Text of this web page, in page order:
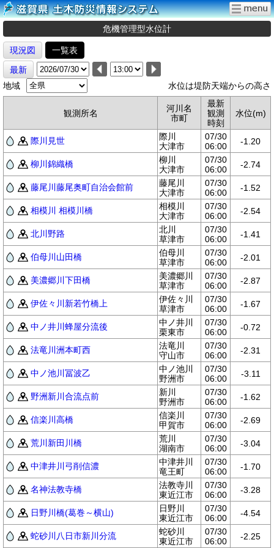
危機管理型水位計
現況図
一覧表
最新
地域
水位は堤防天端からの高さ
観測所名
河川名
市町
最新
観測
時刻
水位(m)
際川見世
際川
大津市
07/30
06:00
-1.20
柳川錦織橋
柳川
大津市
07/30
06:00
-2.74
藤尾川藤尾奥町自治会館前
藤尾川
大津市
07/30
06:00
-1.52
相模川 相模川橋
相模川
大津市
07/30
06:00
-2.54
北川野路
北川
草津市
07/30
06:00
-1.41
伯母川山田橋
伯母川
草津市
07/30
06:00
-2.01
美濃郷川下田橋
美濃郷川
草津市
07/30
06:00
-2.87
伊佐々川新若竹橋上
伊佐々川
草津市
07/30
06:00
-1.67
中ノ井川蜂屋分流後
中ノ井川
栗東市
07/30
06:00
-0.72
法竜川洲本町西
法竜川
守山市
07/30
06:00
-2.31
中ノ池川冨波乙
中ノ池川
野洲市
07/30
06:00
-3.11
野洲新川合流点前
新川
野洲市
07/30
06:00
-1.62
信楽川高橋
信楽川
甲賀市
07/30
06:00
-2.69
荒川新田川橋
荒川
湖南市
07/30
06:00
-3.04
中津井川弓削信濃
中津井川
竜王町
07/30
06:00
-1.70
名神法教寺橋
法教寺川
東近江市
07/30
06:00
-3.28
日野川橋(葛巻～横山)
日野川
東近江市
07/30
06:00
-4.54
蛇砂川八日市新川分流
蛇砂川
東近江市
07/30
06:00
-2.25